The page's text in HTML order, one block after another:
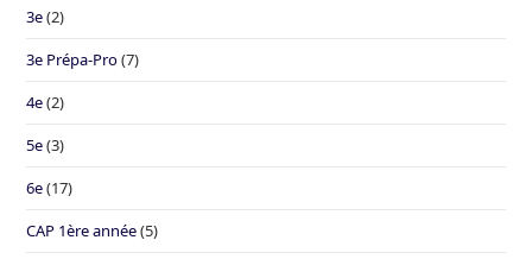
3e(2)
3e Prépa-Pro(7)
4e(2)
5e(3)
6e(17)
CAP 1ère année(5)